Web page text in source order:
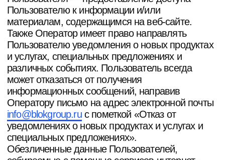
ни при каких условиях не будут переданы
третьим лицам, за исключением случаев,
связанных с исполнением действующего
законодательства.
В случае выявления неточностей в
персональных данных, Пользователь может
актуализировать их самостоятельно, путем
направления Оператору уведомление на адрес
электронной почты Оператора info@blokgroup.ru
с пометкой «Актуализация персональных
данных».
Срок обработки персональных данных является
неограниченным. Пользователь может в любой
момент отозвать свое согласие на обработку
персональных данных, направив Оператору
уведомление посредством электронной почты
на электронный адрес Оператора
info@blokgroup.ruс пометкой «Отзыв согласия
на обработку персональных данных».